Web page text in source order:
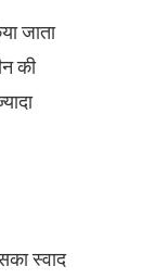
जाता
की
स्वाद